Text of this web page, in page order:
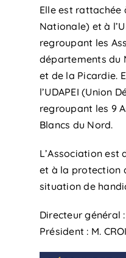
Elle est rattachée
Nationale) et à
regroupant les
départements du
et de la Picardie.
l’UDAPEI (Union
regroupant les 9
Blancs du Nord.
L’Association est
et à la protection
situation de
Directeur général :
Président : M.